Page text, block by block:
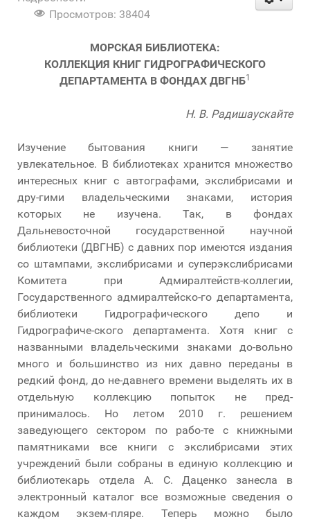
Просмотров: 38404
МОРСКАЯ БИБЛИОТЕКА:
КОЛЛЕКЦИЯ КНИГ ГИДРОГРАФИЧЕСКОГО
ДЕПАРТАМЕНТА В ФОНДАХ ДВГНБ1
Н. В. Радишаускайте
Изучение бытования книги — занятие
увлекательное. В библиотеках хранится множество
интересных книг с автографами, экслибрисами и
дру-гими владельческими знаками, история
которых не изучена. Так, в фондах
Дальневосточной государственной научной
библиотеки (ДВГНБ) с давних пор имеются издания
со штампами, экслибрисами и суперэкслибрисами
Комитета при Адмиралтейств-коллегии,
Государственного адмиралтейско-го департамента,
библиотеки Гидрографического депо и
Гидрографиче-ского департамента. Хотя книг с
названными владельческими знаками до-вольно
много и большинство из них давно переданы в
редкий фонд, до не-давнего времени выделять их в
отдельную коллекцию попыток не пред-
принималось. Но летом 2010 г. решением
заведующего сектором по рабо-те с книжными
памятниками все книги с экслибрисами этих
учреждений были собраны в единую коллекцию и
библиотекарь отдела А. С. Даценко занесла в
электронный каталог все возможные сведения о
каждом экзем-пляре. Теперь можно было